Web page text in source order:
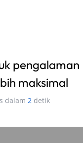
terobosan
nanti kita
jelas Kapolri
kendaraan
dan sistem